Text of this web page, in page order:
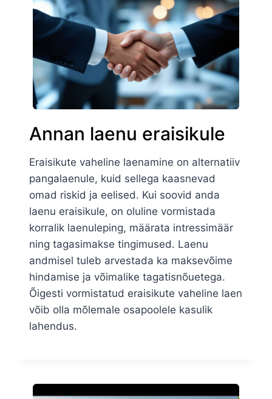
Annan laenu eraisikule
Eraisikute vaheline laenamine on alternatiiv
pangalaenule, kuid sellega kaasnevad
omad riskid ja eelised. Kui soovid anda
laenu eraisikule, on oluline vormistada
korralik laenuleping, määrata intressimäär
ning tagasimakse tingimused. Laenu
andmisel tuleb arvestada ka maksevõime
hindamise ja võimalike tagatisnõuetega.
Õigesti vormistatud eraisikute vaheline laen
võib olla mõlemale osapoolele kasulik
lahendus.